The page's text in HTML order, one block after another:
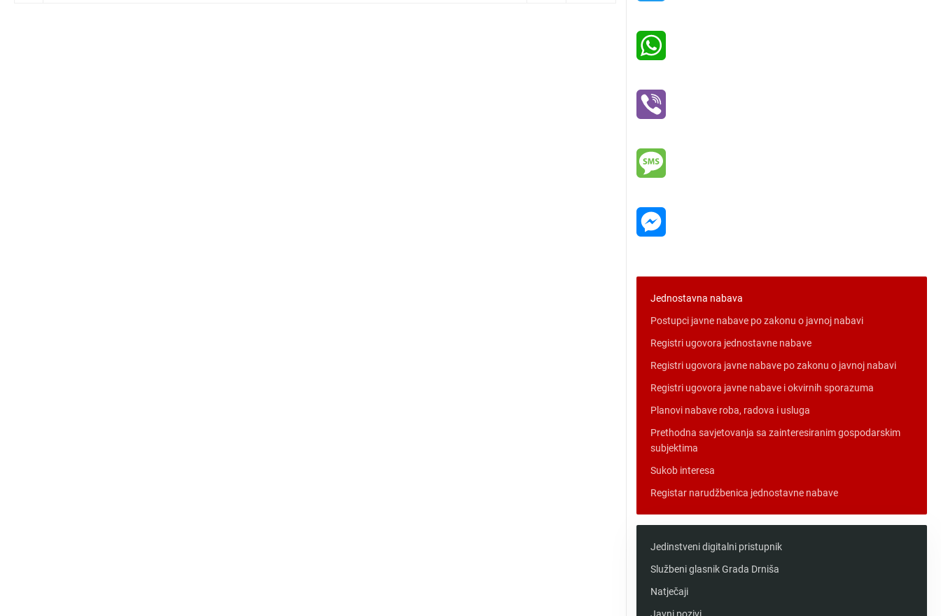
Jednostavna nabava
Postupci javne nabave po zakonu o javnoj nabavi
Registri ugovora jednostavne nabave
Registri ugovora javne nabave po zakonu o javnoj nabavi
Registri ugovora javne nabave i okvirnih sporazuma
Planovi nabave roba, radova i usluga
Prethodna savjetovanja sa zainteresiranim gospodarskim
subjektima
Sukob interesa
Registar narudžbenica jednostavne nabave
Jedinstveni digitalni pristupnik
Službeni glasnik Grada Drniša
Natječaji